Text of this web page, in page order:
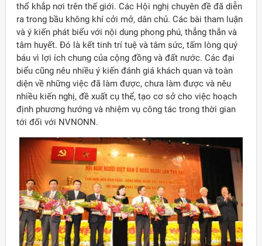
thổ khắp nơi trên thế giới. Các Hội nghị chuyên đề đã diễn
ra trong bầu không khí cởi mở, dân chủ. Các bài tham luận
và ý kiến phát biểu với nội dung phong phú, thẳng thắn và
tâm huyết. Đó là kết tinh trí tuệ và tâm sức, tấm lòng quý
báu vì lợi ích chung của cộng đồng và đất nước. Các đại
biểu cũng nêu nhiều ý kiến đánh giá khách quan và toàn
diện về những việc đã làm được, chưa làm được và nêu
nhiều kiến nghị, đề xuất cụ thể, tạo cơ sở cho việc hoạch
định phương hướng và nhiệm vụ công tác trong thời gian
tới đối với NVNONN.